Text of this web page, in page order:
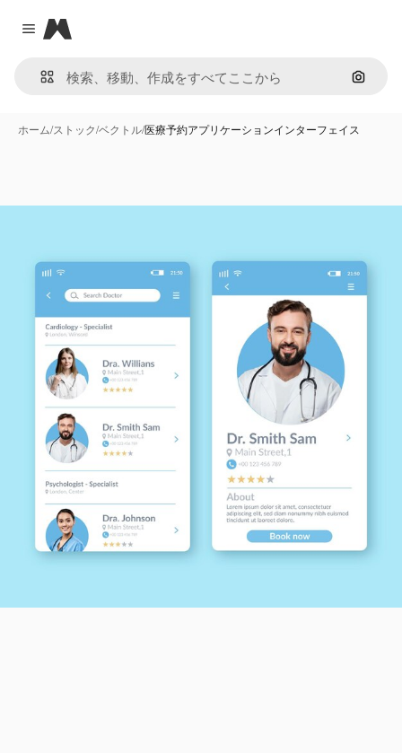
Close menu
Magnific
画像で
ホーム/ストック/ベクトル/医療予約アプリケーションインターフェイス